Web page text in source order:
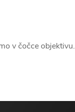
v čočce objektivu.